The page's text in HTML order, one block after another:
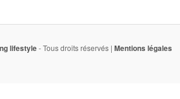
lifestyle- Tous droits réservés | Mentions légales